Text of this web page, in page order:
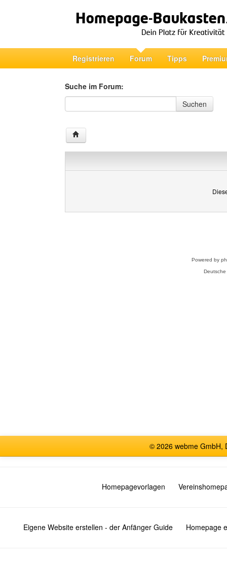
Registrieren Forum Tipps
Suche im Forum:
Suche im Forum
Suchen
Powered by
© 2026 webme GmbH,
Homepagevorlagen
Eigene Website erstellen - der Anfänger Guide Homepage